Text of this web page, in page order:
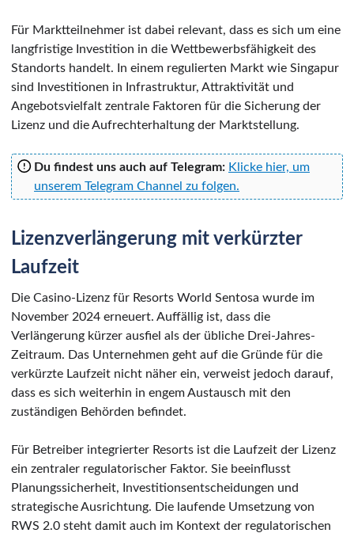
Für Marktteilnehmer ist dabei relevant, dass es sich um eine
langfristige Investition in die Wettbewerbsfähigkeit des
Standorts handelt. In einem regulierten Markt wie Singapur
sind Investitionen in Infrastruktur, Attraktivität und
Angebotsvielfalt zentrale Faktoren für die Sicherung der
Lizenz und die Aufrechterhaltung der Marktstellung.
Du findest uns auch auf Telegram: Klicke hier, um
unserem Telegram Channel zu folgen.
Lizenzverlängerung mit verkürzter
Laufzeit
Die Casino-Lizenz für Resorts World Sentosa wurde im
November 2024 erneuert. Auffällig ist, dass die
Verlängerung kürzer ausfiel als der übliche Drei-Jahres-
Zeitraum. Das Unternehmen geht auf die Gründe für die
verkürzte Laufzeit nicht näher ein, verweist jedoch darauf,
dass es sich weiterhin in engem Austausch mit den
zuständigen Behörden befindet.
Für Betreiber integrierter Resorts ist die Laufzeit der Lizenz
ein zentraler regulatorischer Faktor. Sie beeinflusst
Planungssicherheit, Investitionsentscheidungen und
strategische Ausrichtung. Die laufende Umsetzung von
RWS 2.0 steht damit auch im Kontext der regulatorischen